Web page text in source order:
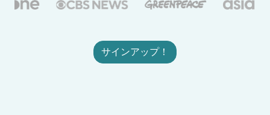
サインアップ！